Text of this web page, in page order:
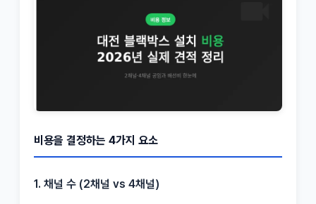
비용을 결정하는 4가지 요소
1. 채널 수 (2채널 vs 4채널)